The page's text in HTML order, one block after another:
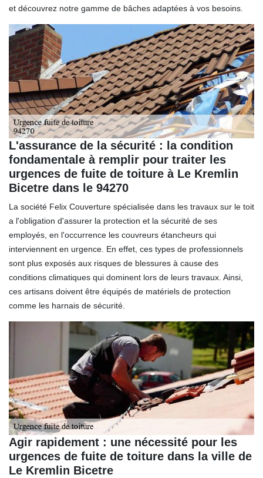
et découvrez notre gamme de bâches adaptées à vos besoins.
L'assurance de la sécurité : la condition
fondamentale à remplir pour traiter les
urgences de fuite de toiture à Le Kremlin
Bicetre dans le 94270
La société Felix Couverture spécialisée dans les travaux sur le toit
a l'obligation d'assurer la protection et la sécurité de ses
employés, en l'occurrence les couvreurs étancheurs qui
interviennent en urgence. En effet, ces types de professionnels
sont plus exposés aux risques de blessures à cause des
conditions climatiques qui dominent lors de leurs travaux. Ainsi,
ces artisans doivent être équipés de matériels de protection
comme les harnais de sécurité.
Agir rapidement : une nécessité pour les
urgences de fuite de toiture dans la ville de
Le Kremlin Bicetre